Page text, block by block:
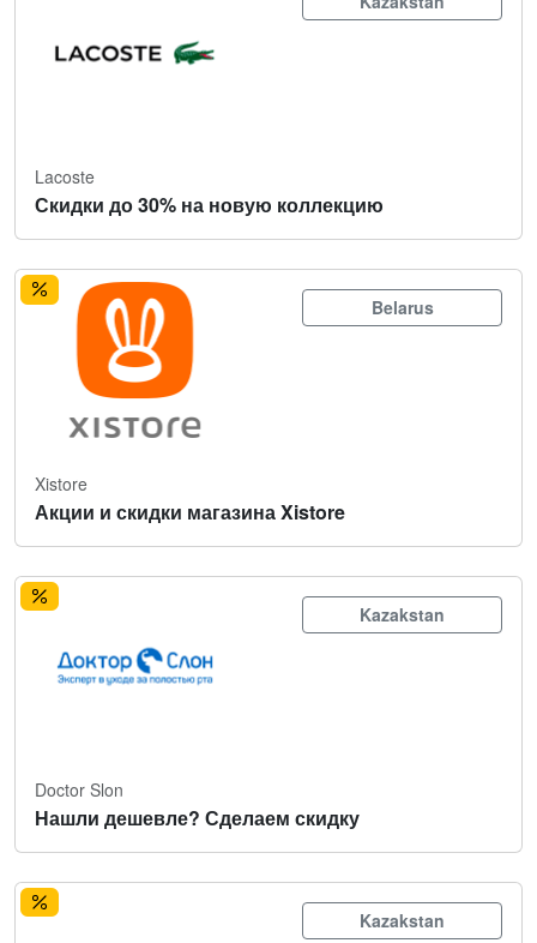
Lacoste
Скидки до 30% на новую коллекцию
Belarus
Xistore
Акции и скидки магазина Xistore
Kazakstan
Doctor Slon
Нашли дешевле? Сделаем скидку
Kazakstan